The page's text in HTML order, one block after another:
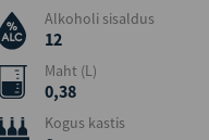
Alkoholi sisaldus
12
Maht (L)
0,38
Kogus kastis